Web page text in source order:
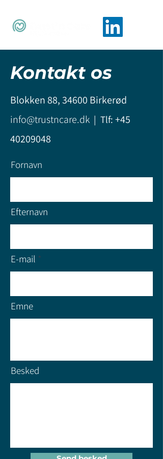
Kontakt os
Blokken 88,34600 Birkerød
info@trustncare.dk | Tlf: +45
40209048
Fornavn
Efternavn
E-mail
Emne
Besked